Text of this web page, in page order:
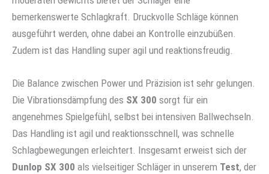
bemerkenswerte Schlagkraft. Druckvolle Schläge können
ausgeführt werden, ohne dabei an Kontrolle einzubüßen.
Zudem ist das Handling super agil und reaktionsfreudig.
Die Balance zwischen Power und Präzision ist sehr gelungen.
Die Vibrationsdämpfung des SX 300 sorgt für ein
angenehmes Spielgefühl, selbst bei intensiven Ballwechseln.
Das Handling ist agil und reaktionsschnell, was schnelle
Schlagbewegungen erleichtert. Insgesamt erweist sich der
Dunlop SX 300 als vielseitiger Schläger in unserem Test, der